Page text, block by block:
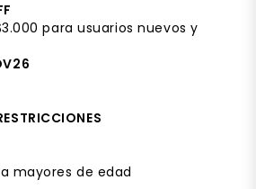
para usuarios nuevos y
mayores de edad